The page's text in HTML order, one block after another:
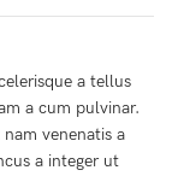
a tellus
a cum pulvinar.
venenatis a
a integer ut